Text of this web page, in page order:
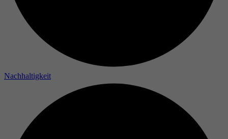
Nachhaltigkeit